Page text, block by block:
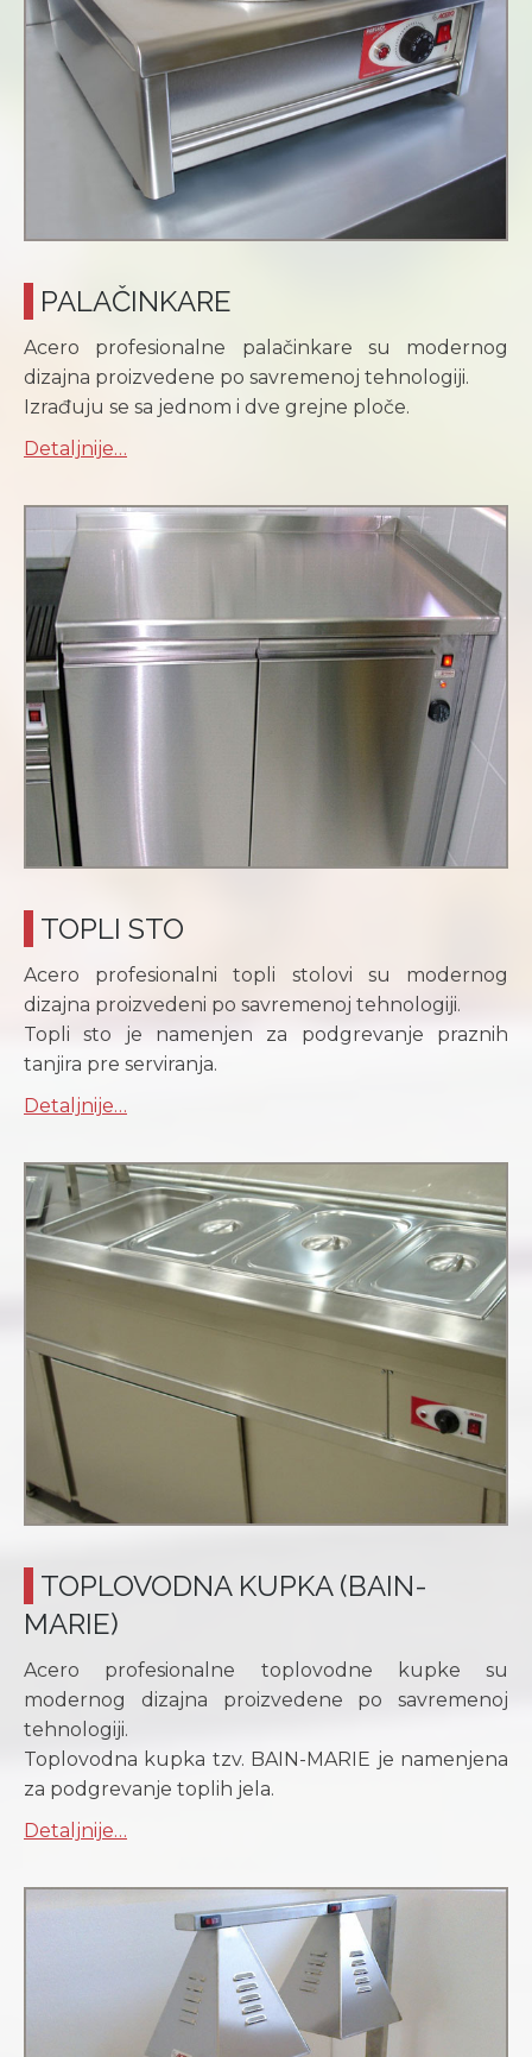
PALAČINKARE
Acero profesionalne palačinkare su modernog
dizajna proizvedene po savremenoj tehnologiji.
Izrađuju se sa jednom i dve grejne ploče.
Detaljnije…
TOPLI STO
Acero profesionalni topli stolovi su modernog
dizajna proizvedeni po savremenoj tehnologiji.
Topli sto je namenjen za podgrevanje praznih
tanjira pre serviranja.
Detaljnije…
TOPLOVODNA KUPKA (BAIN-
MARIE)
Acero profesionalne toplovodne kupke su
modernog dizajna proizvedene po savremenoj
tehnologiji.
Toplovodna kupka tzv. BAIN-MARIE je namenjena
za podgrevanje toplih jela.
Detaljnije…